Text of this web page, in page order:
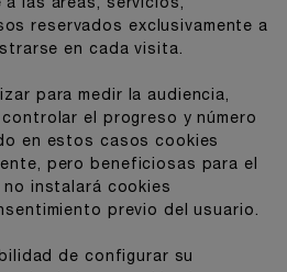
las áreas, servicios,
reservados exclusivamente a
en cada visita.
para medir la audiencia,
el progreso y número
en estos casos cookies
pero beneficiosas para el
instalará cookies
previo del usuario.
de configurar su